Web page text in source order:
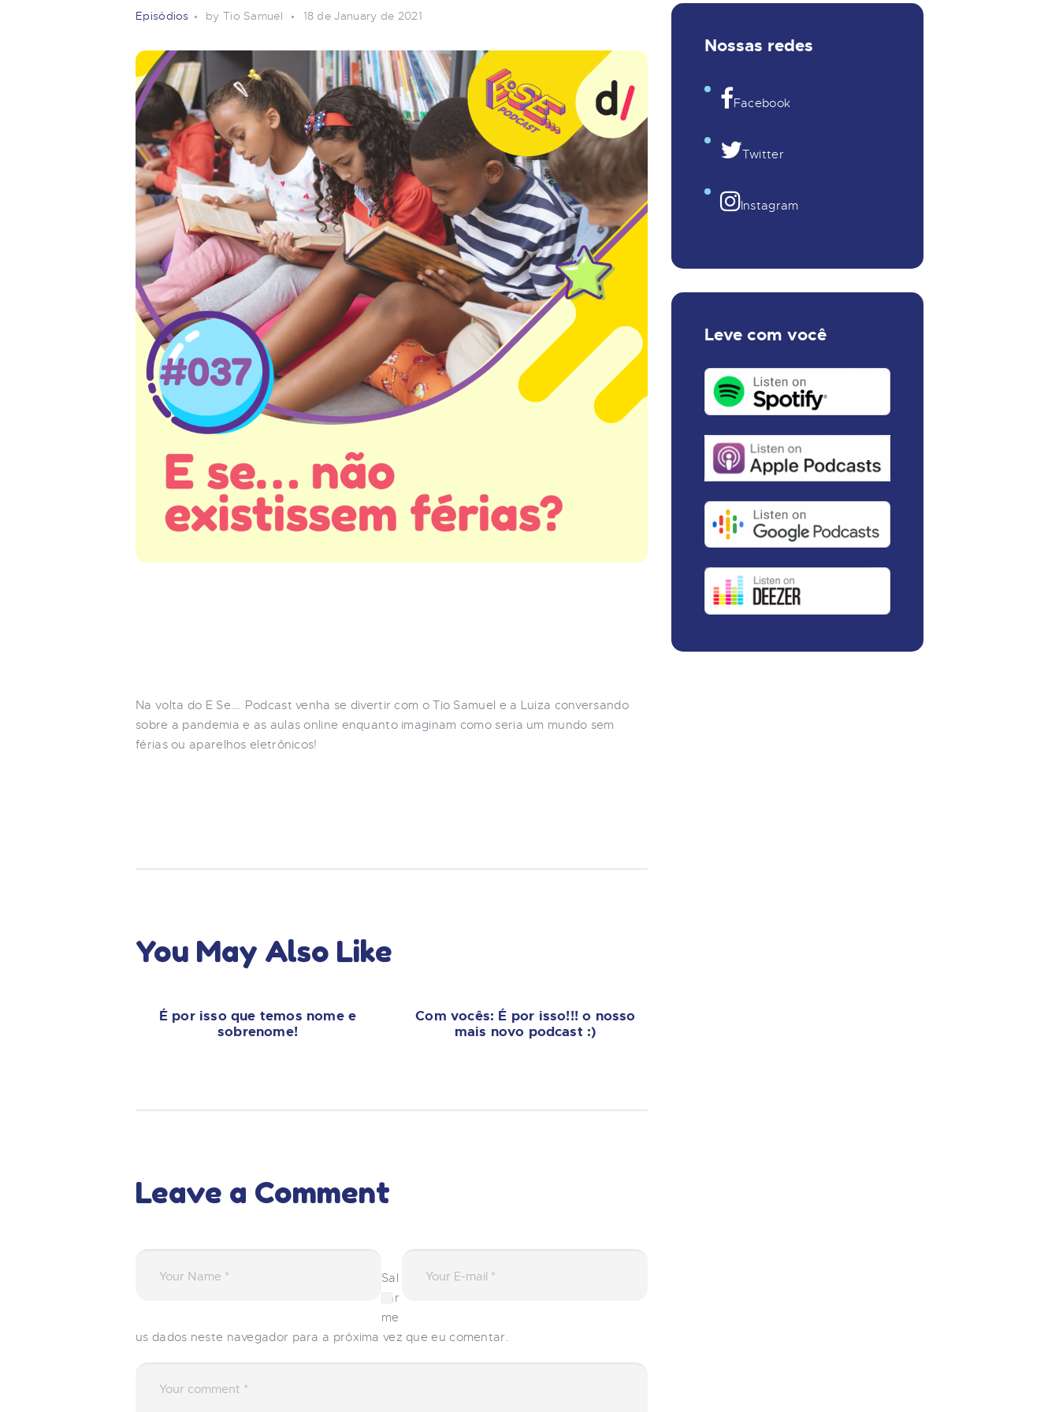
Episódios by Tio Samuel 18 de January de 2021
Na volta do E Se…. Podcast venha se divertir com o Tio Samuel e a Luiza conversando
sobre a pandemia e as aulas online enquanto imaginam como seria um mundo sem
férias ou aparelhos eletrônicos!
You May Also Like
É por isso que temos nome e
sobrenome!
Com vocês: É por isso!!! o nosso
mais novo podcast :)
Leave a Comment
Sal
var
me
us dados neste navegador para a próxima vez que eu comentar.
Nossas redes
Facebook
Twitter
Instagram
Leve com você